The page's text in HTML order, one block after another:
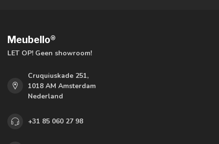
Meubello®
LET OP! Geen showroom!
Cruquiuskade 251,
1018 AM Amsterdam
Nederland
+31 85 060 27 98